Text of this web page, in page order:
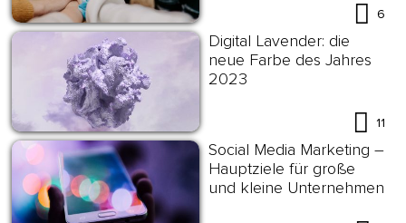
6
Digital Lavender: die
neue Farbe des Jahres
2023
11
Social Media Marketing –
Hauptziele für große
und kleine Unternehmen